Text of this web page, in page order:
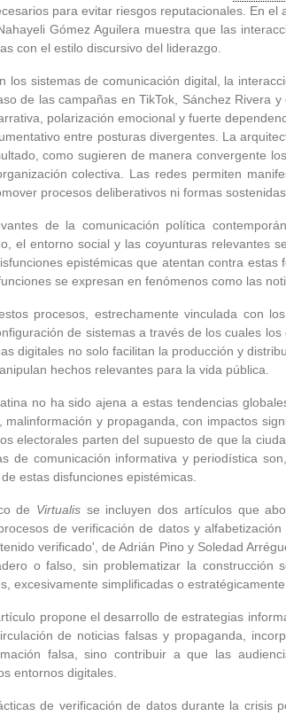
para evitar riesgos reputacionales. En
Gómez Aguilera muestra que las
con el estilo discursivo del liderazgo.
los sistemas de comunicación digital, la
de las campañas en TikTok, Sánchez
polarización emocional y fuerte
entre posturas divergentes. La
como sugieren de manera convergente
colectiva. Las redes permiten
procesos deliberativos ni formas
de la comunicación política
el entorno social y las coyunturas relevantes
epistémicas que atentan contra
se expresan en fenómenos como las
procesos, estrechamente vinculada con
de sistemas a través de los cuales
digitales no solo facilitan la producción y
hechos relevantes para la vida pública.
no ha sido ajena a estas tendencias
malinformación y propaganda, con impactos
electorales parten del supuesto de que la
de comunicación informativa y periodística
estas disfunciones epistémicas.
de Virtualis se incluyen dos artículos que
de verificación de datos y
verificado', de Adrián Pino y Soledad
o falso, sin problematizar la
excesivamente simplificadas o
propone el desarrollo de estrategias
de noticias falsas y propaganda,
falsa, sino contribuir a que las
entornos digitales.
de verificación de datos durante la